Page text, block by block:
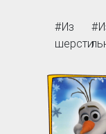
#Из
шерсти